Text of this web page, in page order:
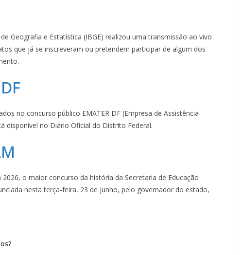
Geografia e Estatística (IBGE) realizou uma transmissão ao vivo
que já se inscreveram ou pretendem participar de algum dos
no concurso público EMATER DF (Empresa de Assistência
disponível no Diário Oficial do Distrito Federal.
o maior concurso da história da Secretaria de Educação
nesta terça-feira, 23 de junho, pelo governador do estado,